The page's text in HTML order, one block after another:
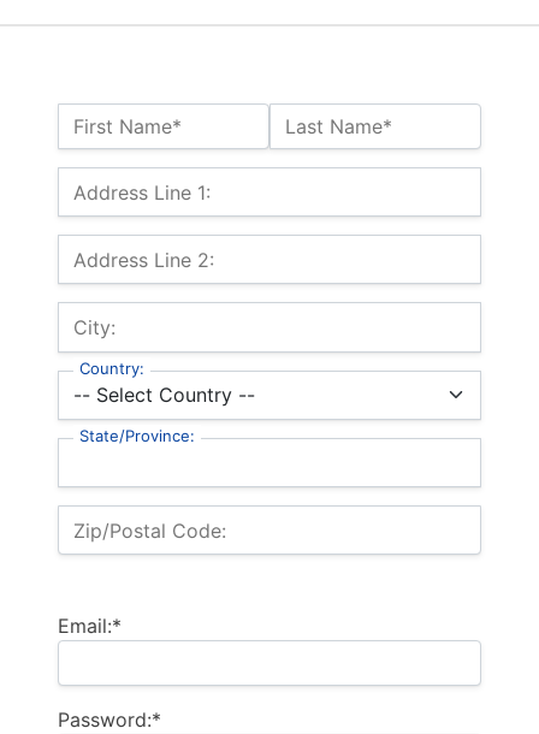
Name:*
First Name* Last Name*
Billing Address
Address Line 1:
Address Line 2:
City:
Country:
State/Province:
Zip/Postal Code:
Email:*
Password:*